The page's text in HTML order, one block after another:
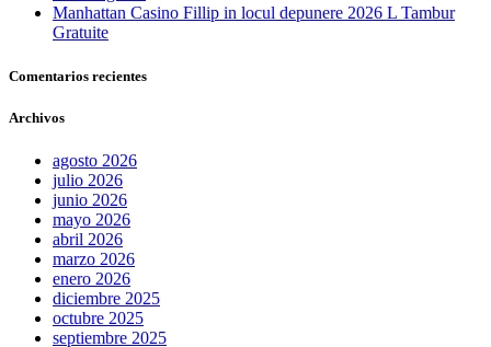
Manhattan Casino Fillip in locul depunere 2026 L Tambur
Gratuite
Comentarios recientes
Archivos
agosto 2026
julio 2026
junio 2026
mayo 2026
abril 2026
marzo 2026
enero 2026
diciembre 2025
octubre 2025
septiembre 2025